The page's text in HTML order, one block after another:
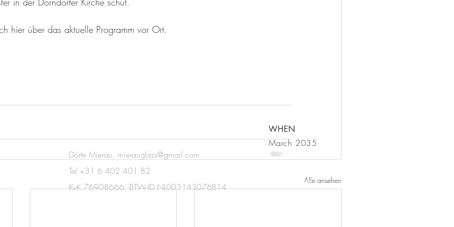
hier über das aktuelle Programm vor Ort.
Alle ansehen
WHEN
Dörte Mierau, mierauglass@gmail.com
Tel +31 6 402 401 82
KvK 76908666,BTW-ID NL003143076B14
March 2035